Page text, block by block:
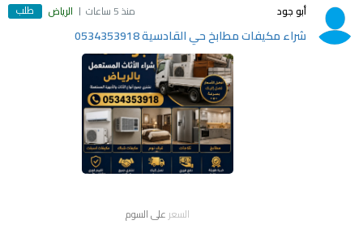
أبو جود منذ 5 ساعات الرياض طلب
شراء مكيفات مطابخ حي القادسية 0534353918
السعر على السوم